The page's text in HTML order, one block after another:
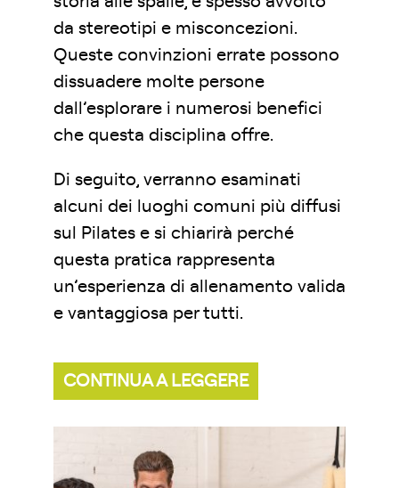
da stereotipi e misconcezioni.
Queste convinzioni errate possono
dissuadere molte persone
dall’esplorare i numerosi benefici
che questa disciplina offre.
Di seguito, verranno esaminati
alcuni dei luoghi comuni più diffusi
sul Pilates e si chiarirà perché
questa pratica rappresenta
un’esperienza di allenamento valida
e vantaggiosa per tutti.
CONTINUA A LEGGERE